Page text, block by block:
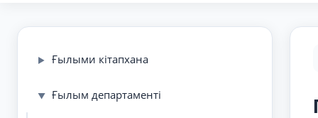
▶ Ғылыми кітапхана
▼ Ғылым департаменті